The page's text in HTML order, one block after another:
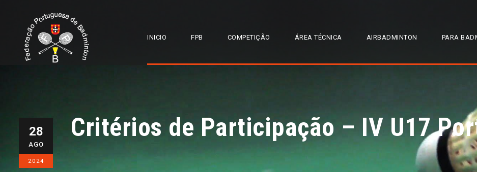
INICIO FPB COMPETIÇÃO ÁREA TÉCNICA AIRBADMINTON PARA
28
AGO
2024
Critérios de Participação – IV U17